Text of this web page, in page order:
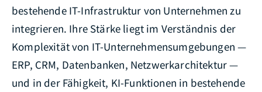
bestehende IT-Infrastruktur von Unternehmen zu
integrieren. Ihre Stärke liegt im Verständnis der
Komplexität von IT-Unternehmensumgebungen —
ERP, CRM, Datenbanken, Netzwerkarchitektur —
und in der Fähigkeit, KI-Funktionen in bestehende